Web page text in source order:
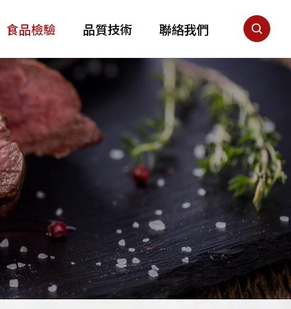
食品檢驗 品質技術 聯絡我們